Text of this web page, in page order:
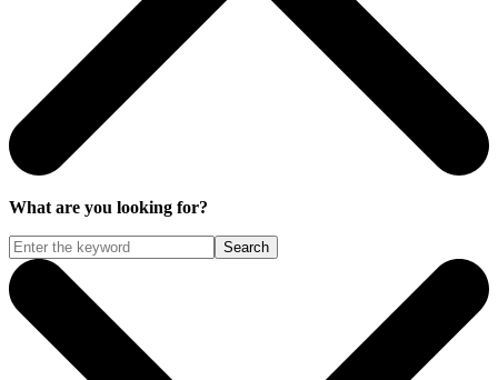
What are you looking for?
Search